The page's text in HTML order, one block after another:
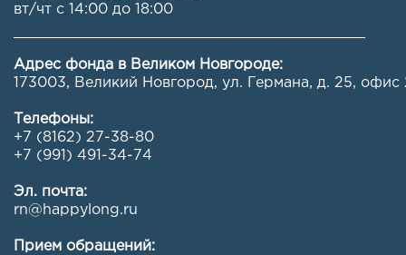
вт/чт с 14:00 до 18:00
Адрес фонда в Великом Новгороде:
173003, Великий Новгород, ул. Германа, д. 25, офис
Телефоны:
+7 (8162) 27-38-80
+7 (991) 491-34-74
Эл. почта:
rn@happylong.ru
Прием обращений: